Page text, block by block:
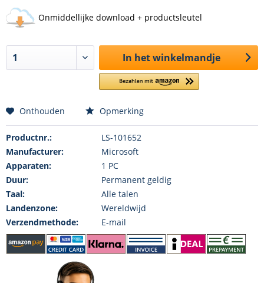
Onmiddellijke download + productsleutel
In het winkelmandje
Onthouden Opmerking
Productnr.:
LS-101652
Manufacturer:
Microsoft
Apparaten:
1 PC
Duur:
Permanent geldig
Taal:
Alle talen
Landenzone:
Wereldwijd
Verzendmethode:
E-mail